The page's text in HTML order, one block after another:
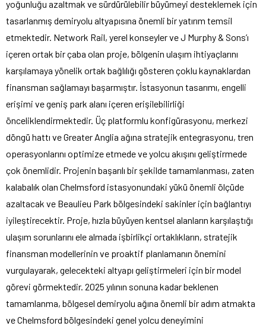
yoğunluğu azaltmak ve sürdürülebilir büyümeyi desteklemek için
tasarlanmış demiryolu altyapısına önemli bir yatırım temsil
etmektedir. Network Rail, yerel konseyler ve J Murphy & Sons’ı
içeren ortak bir çaba olan proje, bölgenin ulaşım ihtiyaçlarını
karşılamaya yönelik ortak bağlılığı gösteren çoklu kaynaklardan
finansman sağlamayı başarmıştır. İstasyonun tasarımı, engelli
erişimi ve geniş park alanı içeren erişilebilirliği
önceliklendirmektedir. Üç platformlu konfigürasyonu, merkezi
döngü hattı ve Greater Anglia ağına stratejik entegrasyonu, tren
operasyonlarını optimize etmede ve yolcu akışını geliştirmede
çok önemlidir. Projenin başarılı bir şekilde tamamlanması, zaten
kalabalık olan Chelmsford istasyonundaki yükü önemli ölçüde
azaltacak ve Beaulieu Park bölgesindeki sakinler için bağlantıyı
iyileştirecektir. Proje, hızla büyüyen kentsel alanların karşılaştığı
ulaşım sorunlarını ele almada işbirlikçi ortaklıkların, stratejik
finansman modellerinin ve proaktif planlamanın önemini
vurgulayarak, gelecekteki altyapı geliştirmeleri için bir model
görevi görmektedir. 2025 yılının sonuna kadar beklenen
tamamlanma, bölgesel demiryolu ağına önemli bir adım atmakta
ve Chelmsford bölgesindeki genel yolcu deneyimini